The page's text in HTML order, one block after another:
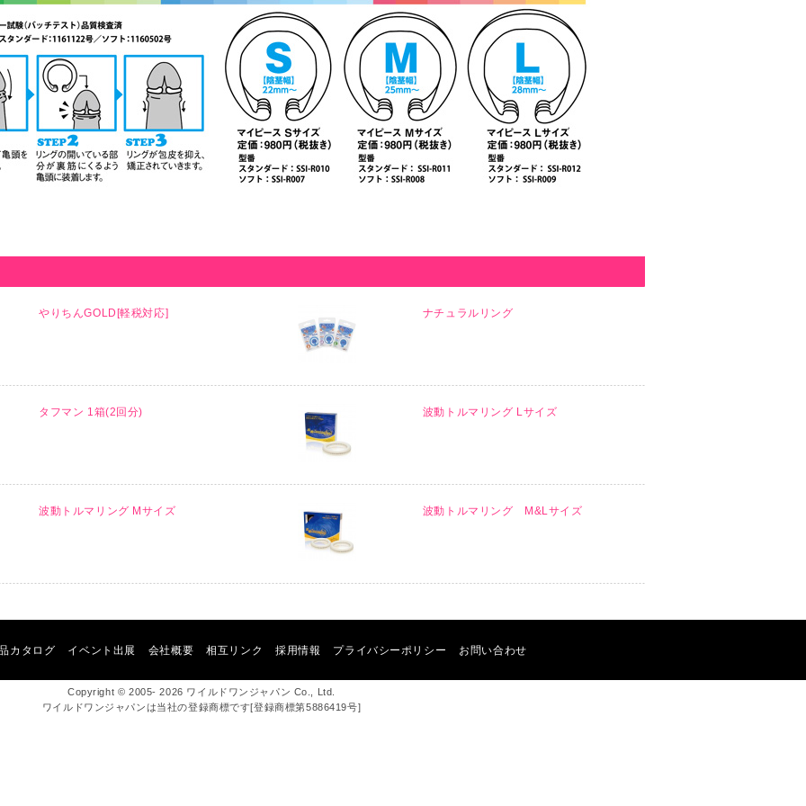
やりちんGOLD[軽税対応] ナチュラルリング
タフマン 1箱(2回分) 波動トルマリング Lサイズ
波動トルマリング Mサイズ 波動トルマリング M&Lサイズ
カタログ イベント出展 会社概要 相互リンク 採用情報 プライバシーポリシー お問い合わせ
Copyright © 2005- 2026 ワイルドワンジャパン Co., Ltd.
ワイルドワンジャパンは当社の登録商標です[登録商標第5886419号]